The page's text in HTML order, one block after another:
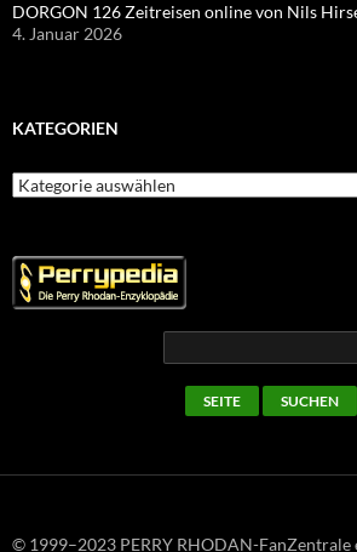
DORGON 126 Zeitreisen online von Nils
4. Januar 2026
KATEGORIEN
Kategorien
© 1999–2023 PERRY RHODAN-FanZentrale